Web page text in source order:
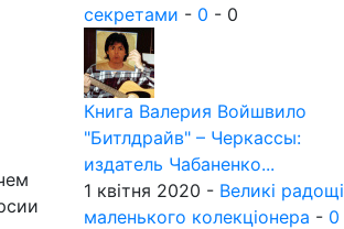
секретами - 0 - 0
Книга Валерия Войшвило
"Битлдрайв" – Черкассы:
издатель Чабаненко...
1 квітня 2020 - Великі радощі
маленького колекціонера - 0